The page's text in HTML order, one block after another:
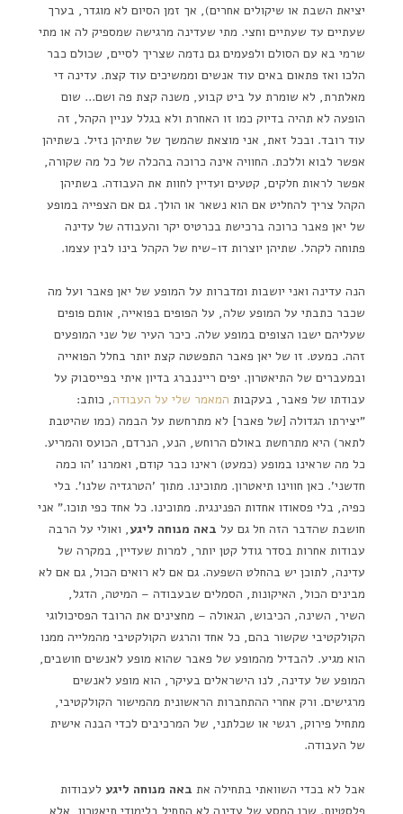
יציאת השבת או שיקולים אחרים), אך זמן הסיום לא מוגדר, בערך
שעתיים עד שעתיים וחצי. מתי שעדינה מרגישה שמספיק לה או מתי
שרמי בא עם הסולם ולפעמים גם נדמה שצריך לסיים, שכולם כבר
הלכו ואז פתאום באים עוד אנשים וממשיכים עוד קצת. עדינה די
מאלתרת, לא שומרת על ביט קבוע, משנה קצת פה ושם… שום
הופעה לא תהיה בדיוק כמו זו האחרת ולא בגלל עניין הקהל, זה
עוד רובד. ובכל זאת, אני מוצאת שהמשך של שתיהן נזיל. בשתיהן
אפשר לבוא וללכת. החוויה אינה כרוכה בהכלה של כל מה שקורה,
אפשר לראות חלקים, קטעים ועדיין לחוות את העבודה. בשתיהן
הקהל צריך להחליט אם הוא נשאר או הולך. גם אם הצפייה במופע
של יאן פאבר כרוכה ברכישת בכרטיס יקר והעבודה של עדינה
פתוחה לקהל. שתיהן יוצרות דו-שיח של הקהל בינו לבין עצמו.
הנה עדינה ואני יושבות ומדברות על המופע של יאן פאבר ועל מה
שכבר כתבתי על המופע שלה, על הפופים בפואייה, אותם פופים
שעליהם ישבו הצופים במופע שלה. כיכר העיר של שני המופעים
זהה. כמעט. זו של יאן פאבר התפשטה קצת יותר בחלל הפואייה
ובמעברים של התיאטרון. יפים רייננברג בדיון איתי בפייסבוק על
עבודתו של פאבר, בעקבות המאמר שלי על העבודה, כותב:
"יצירתו הגדולה [של פאבר] לא מתרחשת על הבמה (כמו שהיטבת
לתאר) היא מתרחשת באולם הרוחש, הנע, הנרדם, הכועס והמריע.
כל מה שראינו במופע (כמעט) ראינו כבר קודם, ואמרנו 'הו כמה
חדשני'. כאן חווינו תיאטרון. מתוכינו. מתוך 'הטרגדיה שלנו'. בלי
כפיה, בלי פסאודו אחדות הפנינגית. מתוכינו. כל אחד כפי תוכו." אני
חושבת שהדבר הזה חל גם על באה מנוחה ליגע, ואולי על הרבה
עבודות אחרות בסדר גודל קטן יותר, למרות שעדיין, במקרה של
עדינה, לתוכן יש בהחלט השפעה. גם אם לא רואים הכול, גם אם לא
מבינים הכול, האיקונות, הסמלים שבעבודה – המיטה, הדגל,
השיר, השינה, הכיבוש, הגאולה – מחצינים את הרובד הפסיכולוגי
הקולקטיבי שקשור בהם, כל אחד והרגש הקולקטיבי מהמלייה ממנו
הוא מגיע. להבדיל מהמופע של פאבר שהוא מופע לאנשים חושבים,
המופע של עדינה, לנו הישראלים בעיקר, הוא מופע לאנשים
מרגישים. ורק אחרי ההתחברות הראשונית מהמישור הקולקטיבי,
מתחיל פירוק, רגשי או שכלתני, של המרכיבים לכדי הבנה אישית
של העבודה.
אבל לא בכדי השוואתי בתחילה את באה מנוחה ליגע לעבודות